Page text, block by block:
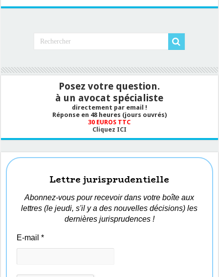
Posez votre question.
à un avocat spécialiste
directement par email !
Réponse en 48 heures (jours ouvrés)
30 EUROS TTC
Cliquez ICI
Lettre jurisprudentielle
Abonnez-vous pour recevoir dans votre boîte aux
lettres (le jeudi, s'il y a des nouvelles décisions) les
dernières jurisprudences !
E-mail*